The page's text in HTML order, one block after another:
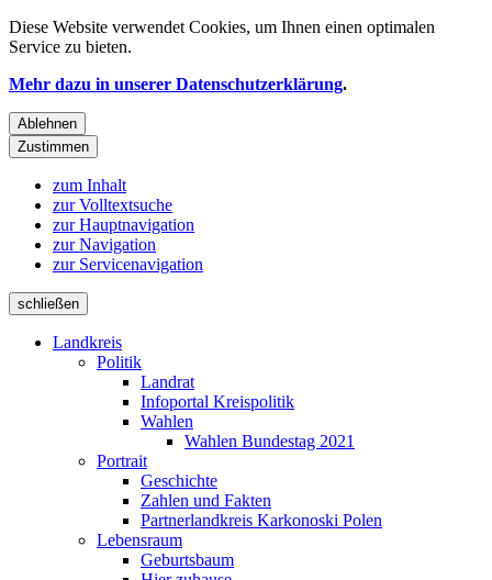
Diese Website verwendet Cookies, um Ihnen einen optimalen
Service zu bieten.
Mehr dazu in unserer Datenschutzerklärung.
Ablehnen
Zustimmen
zum Inhalt
zur Volltextsuche
zur Hauptnavigation
zur Navigation
zur Servicenavigation
schließen
Landkreis
Politik
Landrat
Infoportal Kreispolitik
Wahlen
Wahlen Bundestag 2021
Portrait
Geschichte
Zahlen und Fakten
Partnerlandkreis Karkonoski Polen
Lebensraum
Geburtsbaum